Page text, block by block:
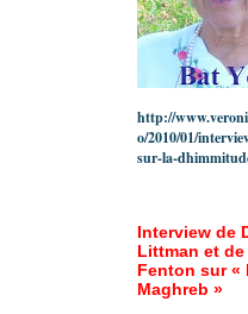
http://
o/2010/01/
sur-la-
Interview de
Littman et de
Fenton sur «
Maghreb »